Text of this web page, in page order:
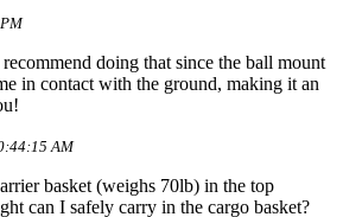
doing that since the ball mount
in contact with the ground, making it an
AM
basket (weighs 70lb) in the top
can I safely carry in the cargo basket?